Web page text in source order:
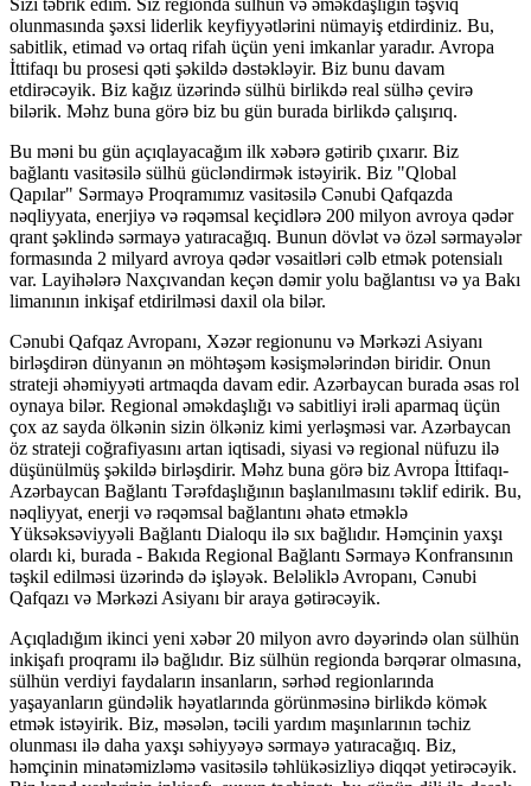
olunmasında şəxsi liderlik keyfiyyətlərini nümayiş etdirdiniz. Bu,
sabitlik, etimad və ortaq rifah üçün yeni imkanlar yaradır. Avropa
İttifaqı bu prosesi qəti şəkildə dəstəkləyir. Biz bunu davam
etdirəcəyik. Biz kağız üzərində sülhü birlikdə real sülhə çevirə
bilərik. Məhz buna görə biz bu gün burada birlikdə çalışırıq.
Bu məni bu gün açıqlayacağım ilk xəbərə gətirib çıxarır. Biz
bağlantı vasitəsilə sülhü gücləndirmək istəyirik. Biz "Qlobal
Qapılar" Sərmayə Proqramımız vasitəsilə Cənubi Qafqazda
nəqliyyata, enerjiyə və rəqəmsal keçidlərə 200 milyon avroya qədər
qrant şəklində sərmayə yatıracağıq. Bunun dövlət və özəl sərmayələr
formasında 2 milyard avroya qədər vəsaitləri cəlb etmək potensialı
var. Layihələrə Naxçıvandan keçən dəmir yolu bağlantısı və ya Bakı
limanının inkişaf etdirilməsi daxil ola bilər.
Cənubi Qafqaz Avropanı, Xəzər regionunu və Mərkəzi Asiyanı
birləşdirən dünyanın ən möhtəşəm kəsişmələrindən biridir. Onun
strateji əhəmiyyəti artmaqda davam edir. Azərbaycan burada əsas rol
oynaya bilər. Regional əməkdaşlığı və sabitliyi irəli aparmaq üçün
çox az sayda ölkənin sizin ölkəniz kimi yerləşməsi var. Azərbaycan
öz strateji coğrafiyasını artan iqtisadi, siyasi və regional nüfuzu ilə
düşünülmüş şəkildə birləşdirir. Məhz buna görə biz Avropa İttifaqı-
Azərbaycan Bağlantı Tərəfdaşlığının başlanılmasını təklif edirik. Bu,
nəqliyyat, enerji və rəqəmsal bağlantını əhatə etməklə
Yüksəksəviyyəli Bağlantı Dialoqu ilə sıx bağlıdır. Həmçinin yaxşı
olardı ki, burada - Bakıda Regional Bağlantı Sərmayə Konfransının
təşkil edilməsi üzərində də işləyək. Beləliklə Avropanı, Cənubi
Qafqazı və Mərkəzi Asiyanı bir araya gətirəcəyik.
Açıqladığım ikinci yeni xəbər 20 milyon avro dəyərində olan sülhün
inkişafı proqramı ilə bağlıdır. Biz sülhün regionda bərqərar olmasına,
sülhün verdiyi faydaların insanların, sərhəd regionlarında
yaşayanların gündəlik həyatlarında görünməsinə birlikdə kömək
etmək istəyirik. Biz, məsələn, təcili yardım maşınlarının təchiz
olunması ilə daha yaxşı səhiyyəyə sərmayə yatıracağıq. Biz,
həmçinin minatəmizləmə vasitəsilə təhlükəsizliyə diqqət yetirəcəyik.